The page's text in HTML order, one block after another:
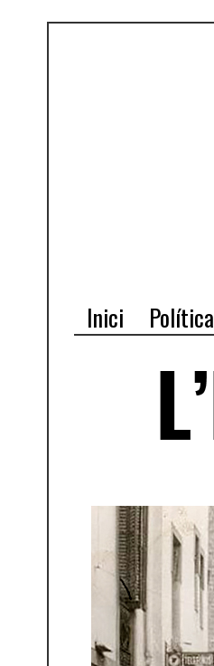
Inici Política